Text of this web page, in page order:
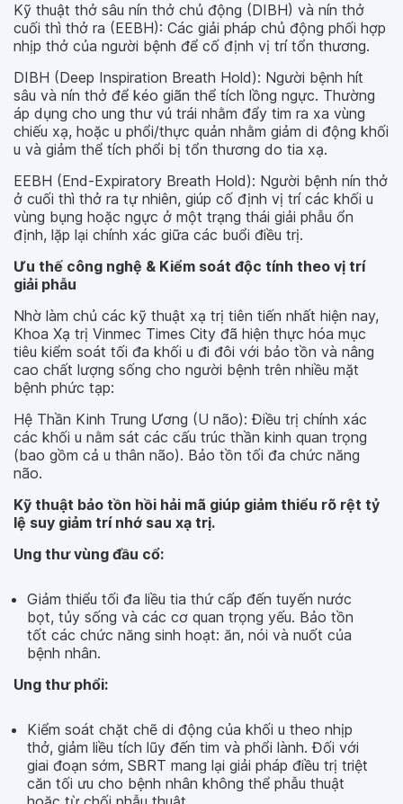
Kỹ thuật thở sâu nín thở chủ động (DIBH) và nín thở
cuối thì thở ra (EEBH): Các giải pháp chủ động phối hợp
nhịp thở của người bệnh để cố định vị trí tổn thương.
DIBH (Deep Inspiration Breath Hold): Người bệnh hít
sâu và nín thở để kéo giãn thể tích lồng ngực. Thường
áp dụng cho ung thư vú trái nhằm đẩy tim ra xa vùng
chiếu xạ, hoặc u phổi/thực quản nhằm giảm di động khối
u và giảm thể tích phổi bị tổn thương do tia xạ.
EEBH (End-Expiratory Breath Hold): Người bệnh nín thở
ở cuối thì thở ra tự nhiên, giúp cố định vị trí các khối u
vùng bụng hoặc ngực ở một trạng thái giải phẫu ổn
định, lặp lại chính xác giữa các buổi điều trị.
Ưu thế công nghệ & Kiểm soát độc tính theo vị trí
giải phẫu
Nhờ làm chủ các kỹ thuật xạ trị tiên tiến nhất hiện nay,
Khoa Xạ trị Vinmec Times City đã hiện thực hóa mục
tiêu kiểm soát tối đa khối u đi đôi với bảo tồn và nâng
cao chất lượng sống cho người bệnh trên nhiều mặt
bệnh phức tạp:
Hệ Thần Kinh Trung Ương (U não): Điều trị chính xác
các khối u nằm sát các cấu trúc thần kinh quan trọng
(bao gồm cả u thân não). Bảo tồn tối đa chức năng
não.
Kỹ thuật bảo tồn hồi hải mã giúp giảm thiểu rõ rệt tỷ
lệ suy giảm trí nhớ sau xạ trị.
Ung thư vùng đầu cổ:
Giảm thiểu tối đa liều tia thứ cấp đến tuyến nước
bọt, tủy sống và các cơ quan trọng yếu. Bảo tồn
tốt các chức năng sinh hoạt: ăn, nói và nuốt của
bệnh nhân.
Ung thư phổi:
Kiểm soát chặt chẽ di động của khối u theo nhịp
thở, giảm liều tích lũy đến tim và phổi lành. Đối với
giai đoạn sớm, SBRT mang lại giải pháp điều trị triệt
căn tối ưu cho bệnh nhân không thể phẫu thuật